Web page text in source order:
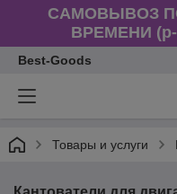
САМОВЫВОЗ
ВРЕМЕНИ (р-
Best-Goods
Товары и услуги